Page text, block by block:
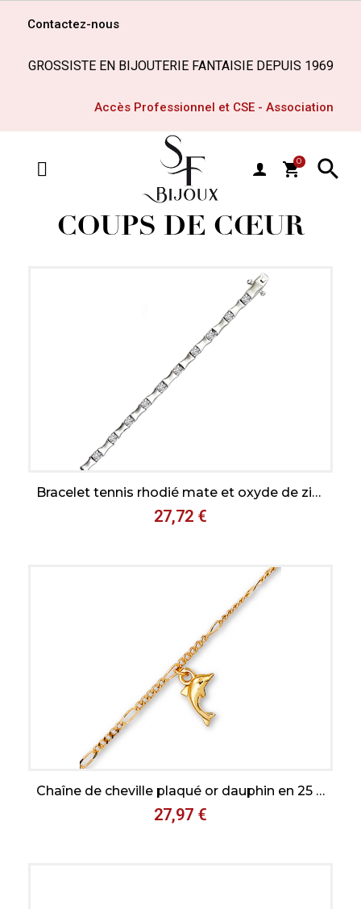
Contactez-nous
GROSSISTE EN BIJOUTERIE FANTAISIE DEPUIS 1969
Accès Professionnel et CSE - Association
shopping_cart
0 
COUPS DE CŒUR
Aperçu rapide Bracelet tennis rhodié mate et oxyde de zirconium en 19cm avec fermoir de sécurité à cliquet
27,72 €
Aperçu rapide Chaîne de cheville plaqué or dauphin en 25 cm
27,97 €